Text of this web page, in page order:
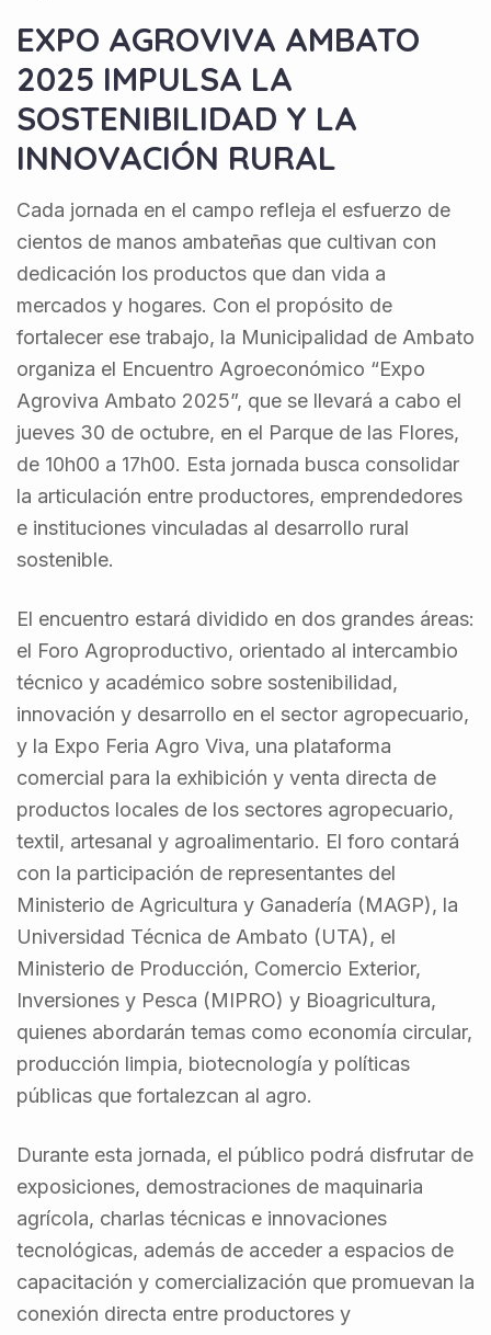
EXPO AGROVIVA AMBATO
2025 IMPULSA LA
SOSTENIBILIDAD Y LA
INNOVACIÓN RURAL
Cada jornada en el campo refleja el esfuerzo de
cientos de manos ambateñas que cultivan con
dedicación los productos que dan vida a
mercados y hogares. Con el propósito de
fortalecer ese trabajo, la Municipalidad de Ambato
organiza el Encuentro Agroeconómico “Expo
Agroviva Ambato 2025”, que se llevará a cabo el
jueves 30 de octubre, en el Parque de las Flores,
de 10h00 a 17h00. Esta jornada busca consolidar
la articulación entre productores, emprendedores
e instituciones vinculadas al desarrollo rural
sostenible.
El encuentro estará dividido en dos grandes áreas:
el Foro Agroproductivo, orientado al intercambio
técnico y académico sobre sostenibilidad,
innovación y desarrollo en el sector agropecuario,
y la Expo Feria Agro Viva, una plataforma
comercial para la exhibición y venta directa de
productos locales de los sectores agropecuario,
textil, artesanal y agroalimentario. El foro contará
con la participación de representantes del
Ministerio de Agricultura y Ganadería (MAGP), la
Universidad Técnica de Ambato (UTA), el
Ministerio de Producción, Comercio Exterior,
Inversiones y Pesca (MIPRO) y Bioagricultura,
quienes abordarán temas como economía circular,
producción limpia, biotecnología y políticas
públicas que fortalezcan al agro.
Durante esta jornada, el público podrá disfrutar de
exposiciones, demostraciones de maquinaria
agrícola, charlas técnicas e innovaciones
tecnológicas, además de acceder a espacios de
capacitación y comercialización que promuevan la
conexión directa entre productores y